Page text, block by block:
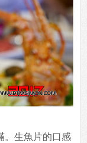
。生魚片的口感